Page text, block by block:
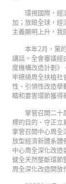
環視國際，經
加；放眼全球，經
主義顯明上升，我
本年2月，黨
講話。全會審議經
度機構改造計劃》
牢繚繞周全扶植社
性、引領性改造舉
疇和要害環節獲得
掌管召開二十
標的目的、守正立
掌管召開中心周全
放型經濟新體系體
中心周全深化改造
健全天然壟斷環節
周全深化改造開放